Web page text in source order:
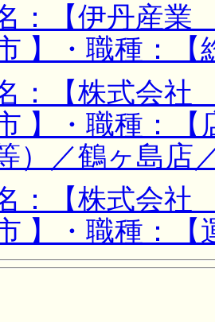
：【伊丹産業
】・職種：
：【株式会
】・職種：
）／鶴ヶ島店
：【株式会社
】・職種：【